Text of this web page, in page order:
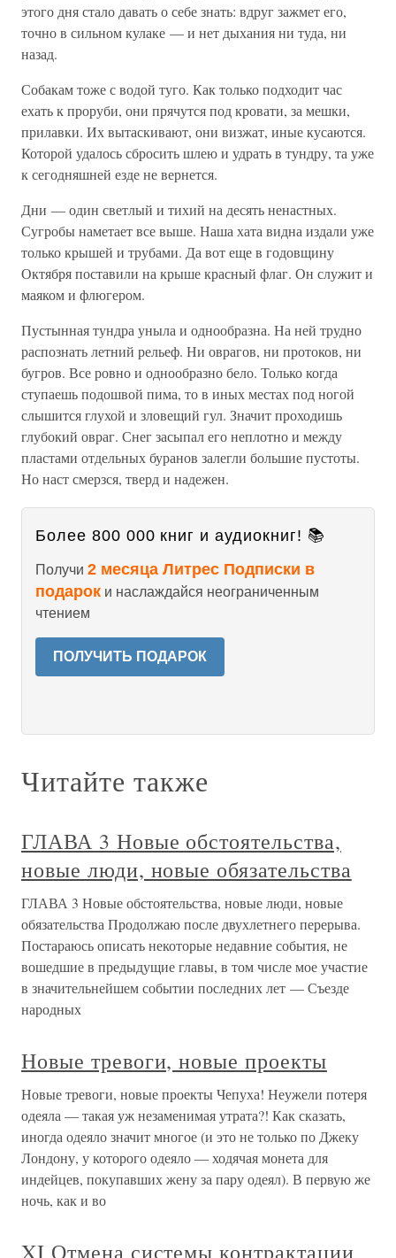
этого дня стало давать о себе знать: вдруг зажмет его,
точно в сильном кулаке — и нет дыхания ни туда, ни
назад.
Собакам тоже с водой туго. Как только подходит час
ехать к проруби, они прячутся под кровати, за мешки,
прилавки. Их вытаскивают, они визжат, иные кусаются.
Которой удалось сбросить шлею и удрать в тундру, та уже
к сегодняшней езде не вернется.
Дни — один светлый и тихий на десять ненастных.
Сугробы наметает все выше. Наша хата видна издали уже
только крышей и трубами. Да вот еще в годовщину
Октября поставили на крыше красный флаг. Он служит и
маяком и флюгером.
Пустынная тундра уныла и однообразна. На ней трудно
распознать летний рельеф. Ни оврагов, ни протоков, ни
бугров. Все ровно и однообразно бело. Только когда
ступаешь подошвой пима, то в иных местах под ногой
слышится глухой и зловещий гул. Значит проходишь
глубокий овраг. Снег засыпал его неплотно и между
пластами отдельных буранов залегли большие пустоты.
Но наст смерзся, тверд и надежен.
Более 800 000 книг и аудиокниг! 📚
Получи 2 месяца Литрес Подписки в
подарок и наслаждайся неограниченным
чтением
ПОЛУЧИТЬ ПОДАРОК
Читайте также
ГЛАВА 3 Новые обстоятельства,
новые люди, новые обязательства
ГЛАВА 3 Новые обстоятельства, новые люди, новые
обязательства Продолжаю после двухлетнего перерыва.
Постараюсь описать некоторые недавние события, не
вошедшие в предыдущие главы, в том числе мое участие
в значительнейшем событии последних лет — Съезде
народных
Новые тревоги, новые проекты
Новые тревоги, новые проекты Чепуха! Неужели потеря
одеяла — такая уж незаменимая утрата?! Как сказать,
иногда одеяло значит многое (и это не только по Джеку
Лондону, у которого одеяло — ходячая монета для
индейцев, покупавших жену за пару одеял). В первую же
ночь, как и во
XI Отмена системы контрактации